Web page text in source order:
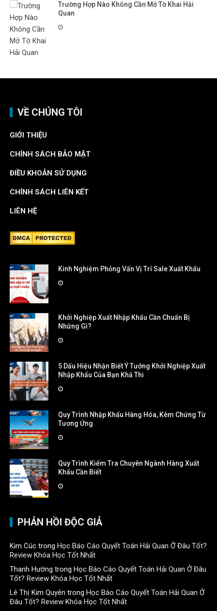
Trường Hợp Nào Không Cần Mở Tờ Khai Hải
Quan
VỀ CHÚNG TÔI
GIỚI THIỆU
CHÍNH SÁCH BẢO MẬT
ĐIỀU KHOẢN SỬ DỤNG
CHÍNH SÁCH LIÊN KẾT
LIÊN HỆ
Kinh Nghiệm Phỏng Vấn Vị Trí Sale Xuất Khẩu
Khởi Nghiệp Xuất Nhập Khẩu Cần Chuẩn Bị
Những Gì?
5 Dấu Hiệu Nhận Biết Ý Tưởng Khởi Nghiệp Xuất
Nhập Khẩu Của Bạn Khả Thi
Quy Trình Nhập Khẩu Hàng Hóa, Kèm Chứng Từ
Tương Ứng
Quy Trình Kiểm Tra Chuyên Ngành Hàng Xuất
Khẩu Cần Biết
PHẢN HỒI ĐỘC GIẢ
Kim Cúc trong Học Báo Cáo Quyết Toán Hải Quan Ở Đâu Tốt?
Review Khóa Học Tốt Nhất
Thanh Hường trong Học Báo Cáo Quyết Toán Hải Quan Ở Đâu
Tốt? Review Khóa Học Tốt Nhất
Lê Thị Kim Quyên trong Học Báo Cáo Quyết Toán Hải Quan Ở
Đâu Tốt? Review Khóa Học Tốt Nhất